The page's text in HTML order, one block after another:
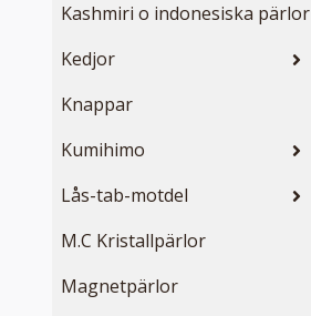
Kashmiri o indonesiska pärlor
Kedjor
Knappar
Kumihimo
Lås-tab-motdel
M.C Kristallpärlor
Magnetpärlor